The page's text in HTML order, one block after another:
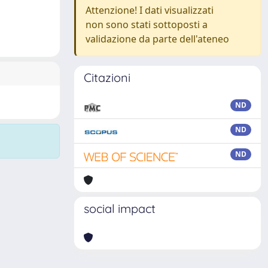
Attenzione! I dati visualizzati
non sono stati sottoposti a
validazione da parte dell'ateneo
Citazioni
ND
ND
ND
social impact